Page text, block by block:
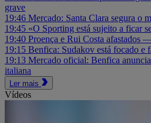
grave
19:46 Mercado: Santa Clara segura o
19:45 «O Sporting está sujeito a ficar
19:40 Proença e Rui Costa afastados
19:15 Benfica: Sudakov está focado e
19:13 Mercado oficial: Benfica
italiana
Ler mais
Vídeos